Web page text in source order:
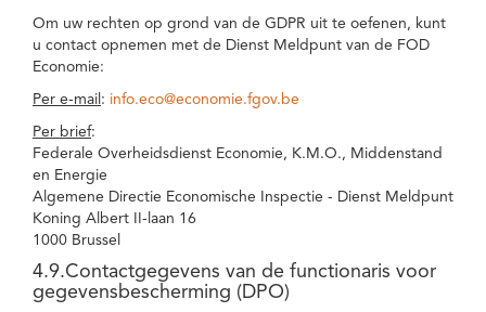
Om uw rechten op grond van de GDPR uit te oefenen, kunt
u contact opnemen met de Dienst Meldpunt van de FOD
Economie:
Per e-mail : info.eco@economie.fgov.be
Per brief:
Federale Overheidsdienst Economie, K.M.O., Middenstand
en Energie
Algemene Directie Economische Inspectie - Dienst Meldpunt
Koning Albert II-laan 16
1000 Brussel
4.9.Contactgegevens van de functionaris voor
gegevensbescherming (DPO)